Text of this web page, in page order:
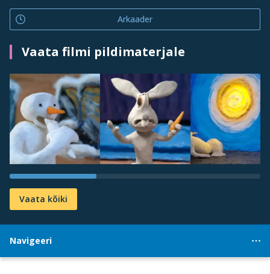
Arkaader
Vaata filmi pildimaterjale
Vaata kõiki
Navigeeri